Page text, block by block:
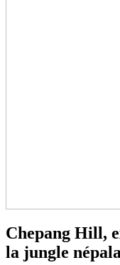
Chepang Hill,
la jungle